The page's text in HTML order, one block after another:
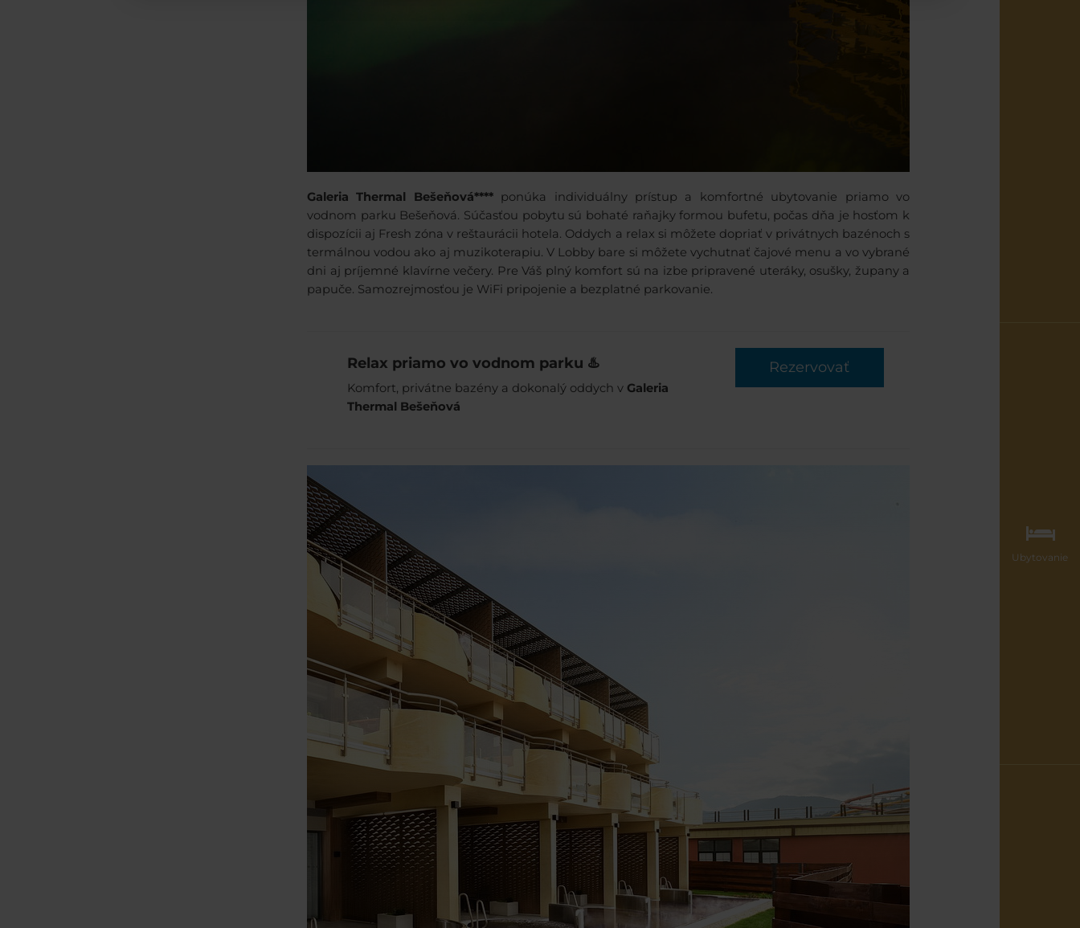
Ubytovanie
Galeria Thermal Bešeňová**** ponúka individuálny prístup a komfortné ubytovanie priamo vo
vodnom parku Bešeňová. Súčasťou pobytu sú bohaté raňajky formou bufetu, počas dňa je hosťom k
dispozícii aj Fresh zóna v reštaurácii hotela. Oddych a relax si môžete dopriať v privátnych bazénoch s
termálnou vodou ako aj muzikoterapiu. V Lobby bare si môžete vychutnať čajové menu a vo vybrané
dni aj príjemné klavírne večery. Pre Váš plný komfort sú na izbe pripravené uteráky, osušky, župany a
papuče. Samozrejmosťou je WiFi pripojenie a bezplatné parkovanie.
Relax priamo vo vodnom parku ♨️
Komfort, privátne bazény a dokonalý oddych v Galeria
Thermal Bešeňová
Rezervovať